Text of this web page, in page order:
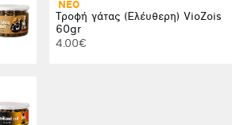
ΝΕΟ
Τροφή γάτας (Ελέυθερη) VioZois
60gr
4.00€